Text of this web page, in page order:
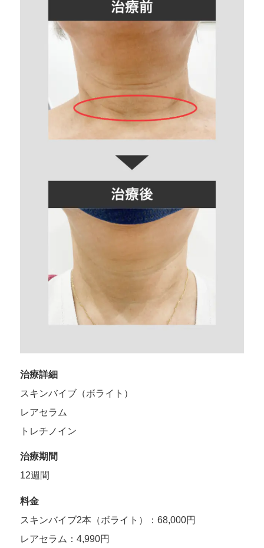
治療詳細
スキンバイブ（ボライト）
レアセラム
トレチノイン
治療期間
12週間
料金
スキンバイブ2本（ボライト）：68,000円
レアセラム：4,990円